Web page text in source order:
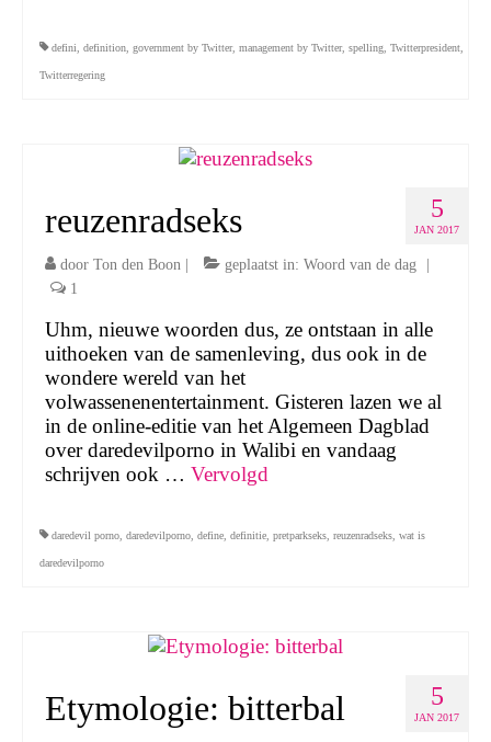
defini, definition, government by Twitter, management by Twitter, spelling, Twitterpresident,
Twitterregering
5
JAN 2017
reuzenradseks
door Ton den Boon geplaatst in: Woord van de dag
1
Uhm, nieuwe woorden dus, ze ontstaan in alle
uithoeken van de samenleving, dus ook in de
wondere wereld van het
volwassenenentertainment. Gisteren lazen we al
in de online-editie van het Algemeen Dagblad
over daredevilporno in Walibi en vandaag
schrijven ook … Vervolgd
daredevil porno daredevilporno define definitie pretparkseks reuzenradseks wat is
daredevilporno
5
JAN 2017
Etymologie: bitterbal